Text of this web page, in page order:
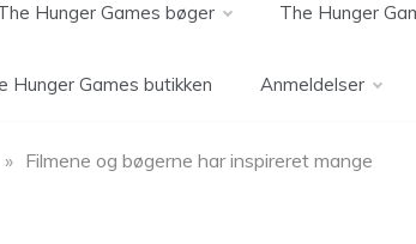
Hunger Games bøger The Hunger
Hunger Games butikken Anmeldelser
» Filmene og bøgerne har inspireret mange